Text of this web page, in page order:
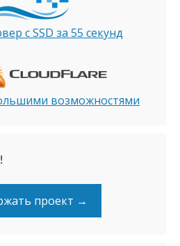
с SSD за 55 секунд
возможностями
проект →